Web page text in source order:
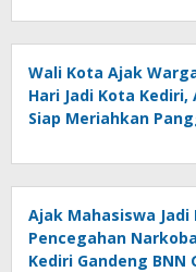
Wali Kota Ajak
Hari Jadi Kota Kediri,
Siap Meriahkan
Ajak Mahasiswa Jadi
Pencegahan
Kediri Gandeng BNN